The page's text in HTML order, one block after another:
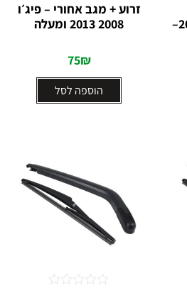
מיצובישי אאוטלנדר 2002–
זרוע + מגב אחורי – פיג׳ו
2008 2013 ומעלה
75₪
הוספה לסל
0
מתוך